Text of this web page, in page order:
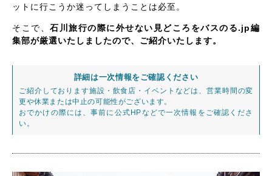
ットに行こうか迷ってしまうことは必至。
そこで、石川旅行の際に外せない見どころをバスのる.jp編
集部が厳選いたしましたので、ご紹介いたします。
詳細は一次情報をご確認ください
ご紹介しております施設・飲食店・イベントなどは、営業時間の変
更や休業または中止の可能性がございます。
おでかけの際には、事前に公式HPなどで一次情報をご確認くださ
い。